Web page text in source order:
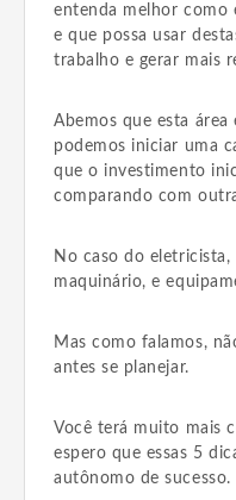
entenda melhor como
e que possa usar
trabalho e gerar mais
Abemos que esta
podemos iniciar uma
que o investimento
comparando com
No caso do
maquinário, e
Mas como falamos,
antes se planejar.
Você terá muito mais
espero que essas 5
autônomo de sucesso.